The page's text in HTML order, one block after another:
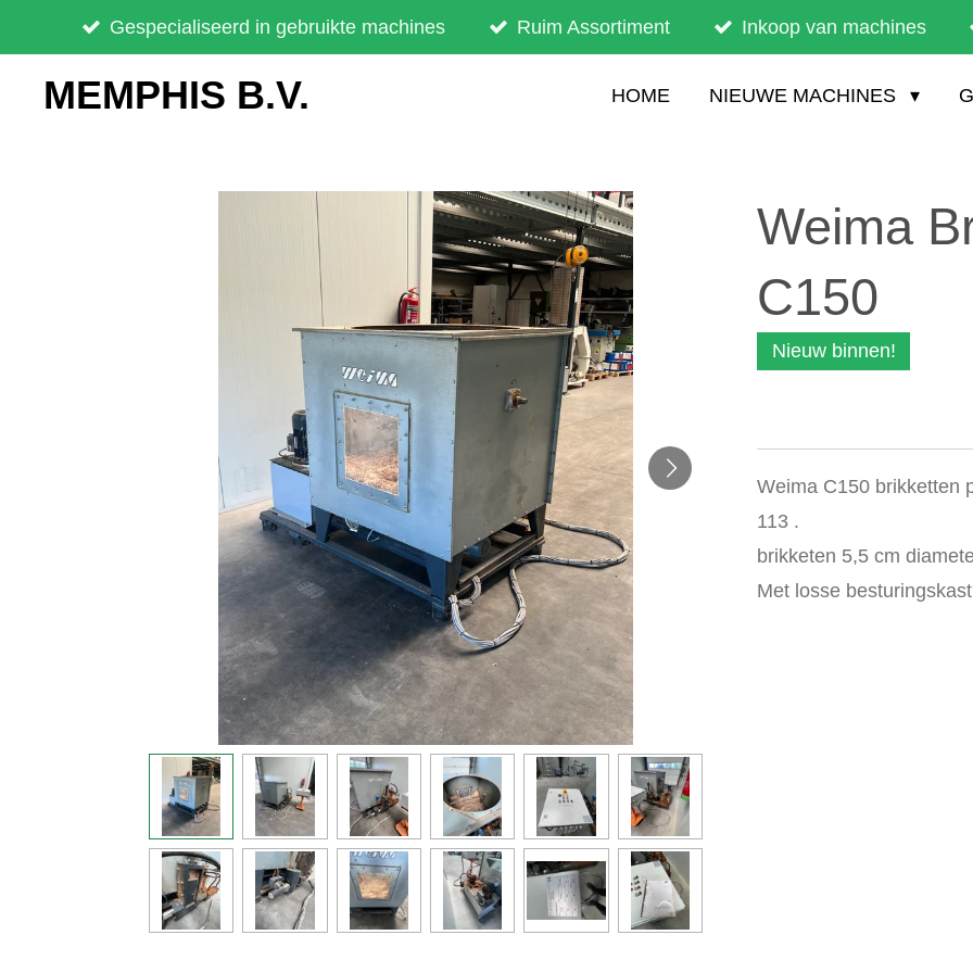
Gespecialiseerd in gebruikte machines Ruim Assortiment Inkoop van machines
MEMPHIS B.V. HOME NIEUWE MACHINES
Weima
C150
Nieuw binnen!
Weima C150 brikketten
113 .
brikketen 5,5 cm
Met losse